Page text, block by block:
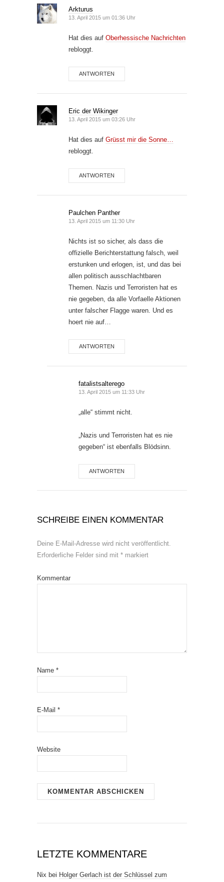
Arkturus
13. April 2015 um 01:36 Uhr
Hat dies auf Oberhessische Nachrichten
rebloggt.
ANTWORTEN
Eric der Wikinger
13. April 2015 um 03:26 Uhr
Hat dies auf Grüsst mir die Sonne…
rebloggt.
ANTWORTEN
Paulchen Panther
13. April 2015 um 11:30 Uhr
Nichts ist so sicher, als dass die
offizielle Berichterstattung falsch, weil
erstunken und erlogen, ist, und das bei
allen politisch ausschlachtbaren
Themen. Nazis und Terroristen hat es
nie gegeben, da alle Vorfaelle Aktionen
unter falscher Flagge waren. Und es
hoert nie auf…
ANTWORTEN
fatalistsalterego
13. April 2015 um 11:33 Uhr
„alle“ stimmt nicht.
„Nazis und Terroristen hat es nie
gegeben“ ist ebenfalls Blödsinn.
ANTWORTEN
SCHREIBE EINEN KOMMENTAR
Deine E-Mail-Adresse wird nicht veröffentlicht.
Erforderliche Felder sind mit * markiert
Kommentar
Name *
E-Mail *
Website
LETZTE KOMMENTARE
Nix bei Holger Gerlach ist der Schlüssel zum